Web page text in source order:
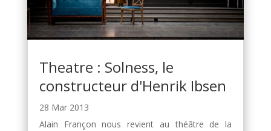
Theatre : Solness, le
constructeur d'Henrik Ibsen
28 Mar 2013
Alain Françon nous revient au théâtre de la